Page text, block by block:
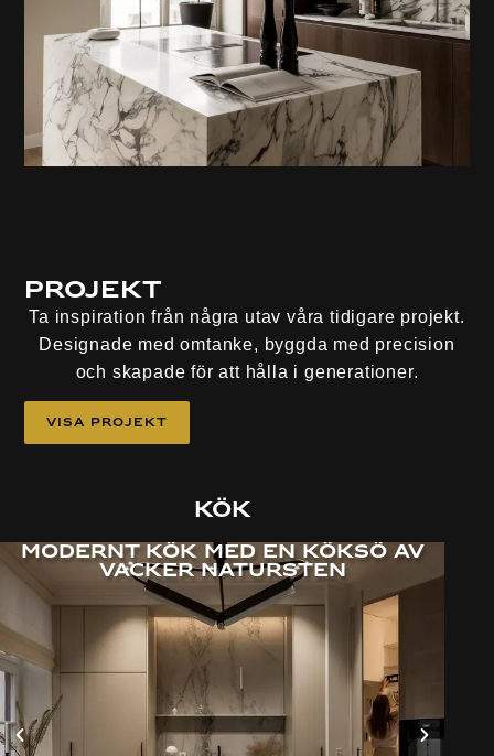
Projekt
Ta inspiration från några utav våra tidigare projekt.
Designade med omtanke, byggda med precision
och skapade för att hålla i generationer.
Visa Projekt
Kök
Modernt kök med en köksö av
vacker natursten